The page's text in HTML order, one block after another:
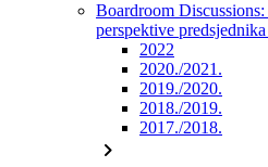
Boardroom
perspektive
2022
2020./2021.
2019./2020.
2018./2019.
2017./2018.
chevron_right